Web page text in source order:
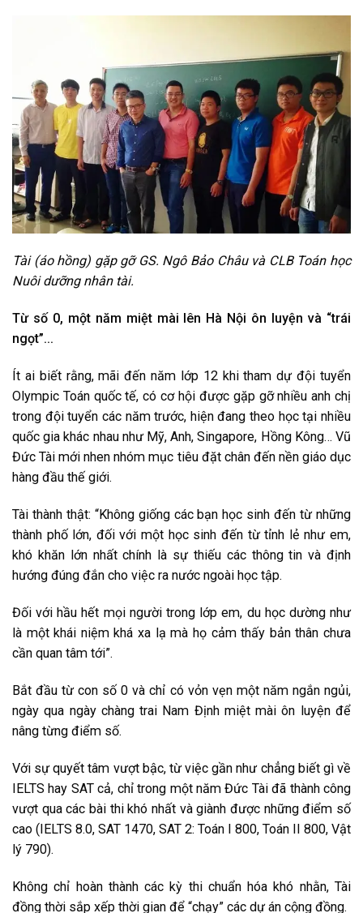
Tài (áo hồng) gặp gỡ GS. Ngô Bảo Châu và CLB Toán học
Nuôi dưỡng nhân tài.
Từ số 0, một năm miệt mài lên Hà Nội ôn luyện và “trái
ngọt”…
Ít ai biết rằng, mãi đến năm lớp 12 khi tham dự đội tuyển
Olympic Toán quốc tế, có cơ hội được gặp gỡ nhiều anh chị
trong đội tuyển các năm trước, hiện đang theo học tại nhiều
quốc gia khác nhau như Mỹ, Anh, Singapore, Hồng Kông… Vũ
Đức Tài mới nhen nhóm mục tiêu đặt chân đến nền giáo dục
hàng đầu thế giới.
Tài thành thật: “Không giống các bạn học sinh đến từ những
thành phố lớn, đối với một học sinh đến từ tỉnh lẻ như em,
khó khăn lớn nhất chính là sự thiếu các thông tin và định
hướng đúng đắn cho việc ra nước ngoài học tập.
Đối với hầu hết mọi người trong lớp em, du học dường như
là một khái niệm khá xa lạ mà họ cảm thấy bản thân chưa
cần quan tâm tới”.
Bắt đầu từ con số 0 và chỉ có vỏn vẹn một năm ngắn ngủi,
ngày qua ngày chàng trai Nam Định miệt mài ôn luyện để
nâng từng điểm số.
Với sự quyết tâm vượt bậc, từ việc gần như chẳng biết gì về
IELTS hay SAT cả, chỉ trong một năm Đức Tài đã thành công
vượt qua các bài thi khó nhất và giành được những điểm số
cao (IELTS 8.0, SAT 1470, SAT 2: Toán I 800, Toán II 800, Vật
lý 790).
Không chỉ hoàn thành các kỳ thi chuẩn hóa khó nhằn, Tài
đồng thời sắp xếp thời gian để “chạy” các dự án cộng đồng.